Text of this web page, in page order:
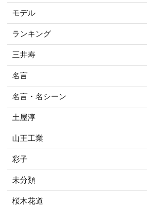
モデル
ランキング
三井寿
名言
名言・名シーン
土屋淳
山王工業
彩子
未分類
桜木花道